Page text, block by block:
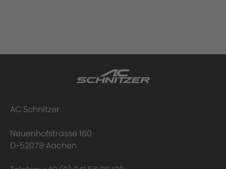
Performance upgrade installed - what
happens to the warranty?
AC Schnitzer
Neuenhofstrasse 160
D-52078 Aachen